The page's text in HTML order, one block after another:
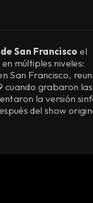
San Francisco el
múltiples niveles:
San Francisco,
cuando grabaron las
la versión
del show